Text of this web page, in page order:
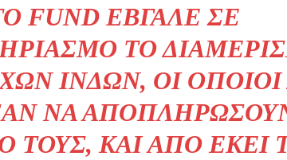
FUND ΈΒΓΑΛΕ ΣΕ
ΤΟ
ΙΝΔΏΝ, ΟΙ
ΝΑ
ΤΟΥΣ, ΚΑΙ ΑΠΌ ΕΚΕΊ